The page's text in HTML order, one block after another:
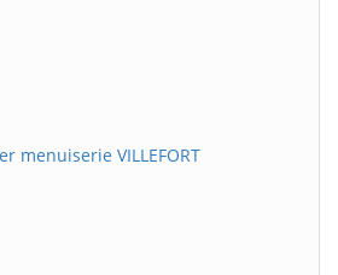
menuiserie VILLEFORT